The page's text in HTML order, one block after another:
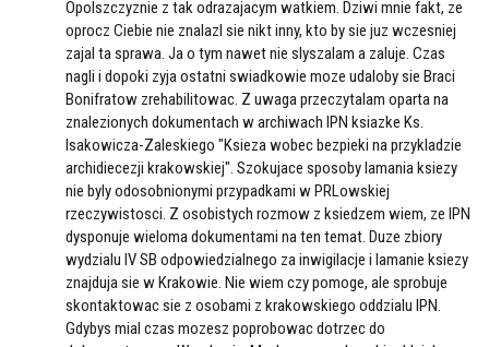
Opolszczyznie z tak odrazajacym watkiem. Dziwi mnie fakt, ze
oprocz Ciebie nie znalazl sie nikt inny, kto by sie juz wczesniej
zajal ta sprawa. Ja o tym nawet nie slyszalam a zaluje. Czas
nagli i dopoki zyja ostatni swiadkowie moze udaloby sie Braci
Bonifratow zrehabilitowac. Z uwaga przeczytalam oparta na
znalezionych dokumentach w archiwach IPN ksiazke Ks.
Isakowicza-Zaleskiego "Ksieza wobec bezpieki na przykladzie
archidiecezji krakowskiej". Szokujace sposoby lamania ksiezy
nie byly odosobnionymi przypadkami w PRLowskiej
rzeczywistosci. Z osobistych rozmow z ksiedzem wiem, ze IPN
dysponuje wieloma dokumentami na ten temat. Duze zbiory
wydzialu IV SB odpowiedzialnego za inwigilacje i lamanie ksiezy
znajduja sie w Krakowie. Nie wiem czy pomoge, ale sprobuje
skontaktowac sie z osobami z krakowskiego oddzialu IPN.
Gdybys mial czas mozesz poprobowac dotrzec do